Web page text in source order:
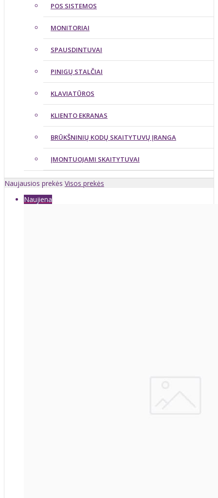
POS SISTEMOS
MONITORIAI
SPAUSDINTUVAI
PINIGŲ STALČIAI
KLAVIATŪROS
KLIENTO EKRANAS
BRŪKŠNINIŲ KODŲ SKAITYTUVŲ ĮRANGA
ĮMONTUOJAMI SKAITYTUVAI
Naujausios prekės Visos prekės
Naujiena